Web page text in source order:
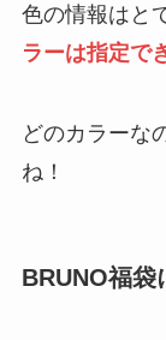
色の情報はと
ラーは指定で
どのカラーな
ね！
BRUNO福袋